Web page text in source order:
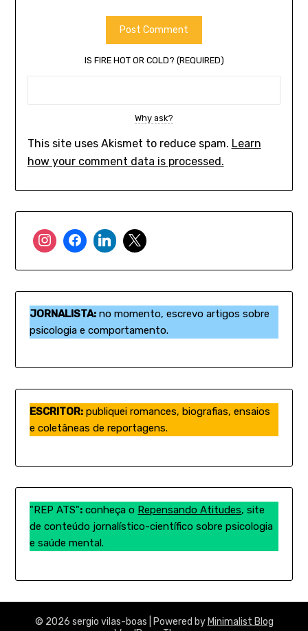
IS FIRE HOT OR COLD? (REQUIRED)
Why ask?
This site uses Akismet to reduce spam. Learn
how your comment data is processed.
JORNALISTA: no momento, escrevo artigos sobre
psicologia e comportamento.
ESCRITOR: publiquei romances, biografias, ensaios
e coletâneas de reportagens.
"REP ATS": conheça o Repensando Atitudes, site
de conteúdo jornalístico-científico sobre psicologia
e saúde mental.
© 2026 sergio vilas-boas | Powered by Minimalist Blog